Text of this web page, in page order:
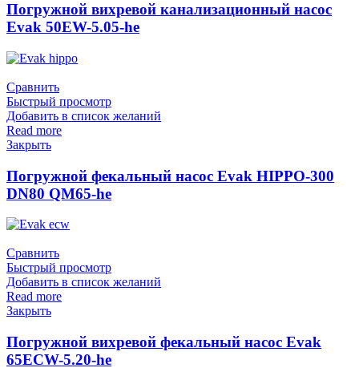
Погружной вихревой канализационный насос
Evak 50EW-5.05-he
Сравнить
Быстрый просмотр
Добавить в список желаний
Read more
Закрыть
Погружной фекальный насос Evak HIPPO-300
DN80 QM65-he
Сравнить
Быстрый просмотр
Добавить в список желаний
Read more
Закрыть
Погружной вихревой фекальный насос Evak
65ECW-5.20-he